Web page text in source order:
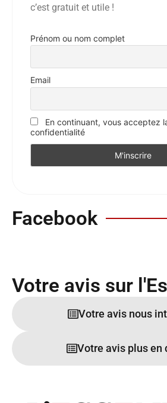
c’est gratuit et utile !
Prénom ou nom complet
Email
En continuant, vous acceptez
confidentialité
Facebook
Votre avis sur
Votre avis nous
Votre avis plus en